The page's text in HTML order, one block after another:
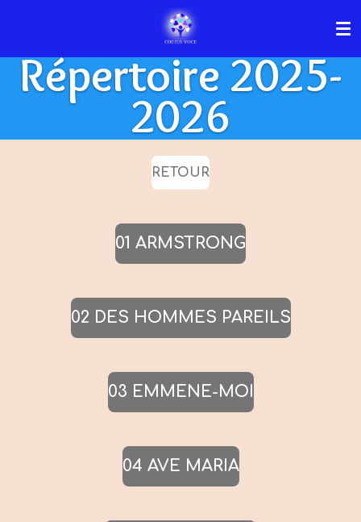
contenu
principal
Répertoire 2025-
2026
RETOUR
01 ARMSTRONG
02 DES HOMMES PAREILS
03 EMMENE-MOI
04 AVE MARIA